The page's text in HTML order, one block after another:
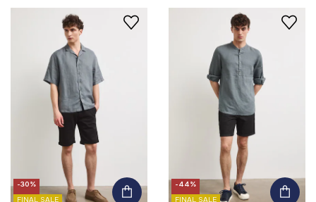
-30%
FINAL SALE
-44%
FINAL SALE